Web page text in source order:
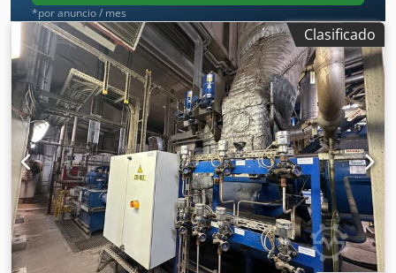
*por anuncio / mes
Clasificado